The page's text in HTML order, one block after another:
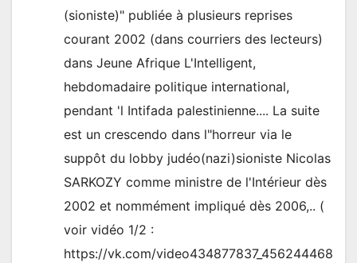
(sioniste)" publiée à plusieurs reprises
courant 2002 (dans courriers des lecteurs)
dans Jeune Afrique L'Intelligent,
hebdomadaire politique international,
pendant 'l Intifada palestinienne.... La suite
est un crescendo dans l"horreur via le
suppôt du lobby judéo(nazi)sioniste Nicolas
SARKOZY comme ministre de l'Intérieur dès
2002 et nommément impliqué dès 2006,.. (
voir vidéo 1/2 :
https://vk.com/video434877837_456244468